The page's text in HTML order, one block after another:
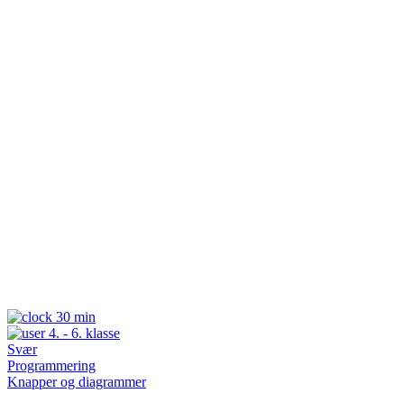
30 min
4. - 6. klasse
Svær
Programmering
Knapper og diagrammer